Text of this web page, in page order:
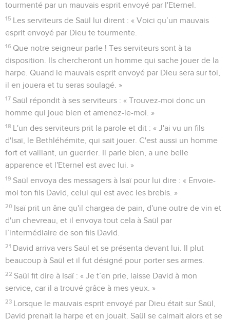
tourmenté par un mauvais esprit envoyé par l'Eternel.
15 Les serviteurs de Saül lui dirent : « Voici qu’un mauvais
esprit envoyé par Dieu te tourmente.
16 Que notre seigneur parle ! Tes serviteurs sont à ta
disposition. Ils chercheront un homme qui sache jouer de la
harpe. Quand le mauvais esprit envoyé par Dieu sera sur toi,
il en jouera et tu seras soulagé. »
17 Saül répondit à ses serviteurs : « Trouvez-moi donc un
homme qui joue bien et amenez-le-moi. »
18 L'un des serviteurs prit la parole et dit : « J'ai vu un fils
d'Isaï, le Bethléhémite, qui sait jouer. C'est aussi un homme
fort et vaillant, un guerrier. Il parle bien, a une belle
apparence et l'Eternel est avec lui. »
19 Saül envoya des messagers à Isaï pour lui dire : « Envoie-
moi ton fils David, celui qui est avec les brebis. »
20 Isaï prit un âne qu'il chargea de pain, d'une outre de vin et
d'un chevreau, et il envoya tout cela à Saül par
l’intermédiaire de son fils David.
21 David arriva vers Saül et se présenta devant lui. Il plut
beaucoup à Saül et il fut désigné pour porter ses armes.
22 Saül fit dire à Isaï : « Je t’en prie, laisse David à mon
service, car il a trouvé grâce à mes yeux. »
23 Lorsque le mauvais esprit envoyé par Dieu était sur Saül,
David prenait la harpe et en jouait. Saül se calmait alors et se